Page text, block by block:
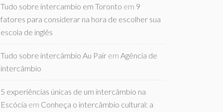
Tudo sobre intercambio em Toronto em 9
fatores para considerar na hora de escolher sua
escola de inglês
Tudo sobre intercâmbio Au Pair em Agência de
intercâmbio
5 experiências únicas de um intercâmbio na
Escócia em Conheça o intercâmbio cultural: a